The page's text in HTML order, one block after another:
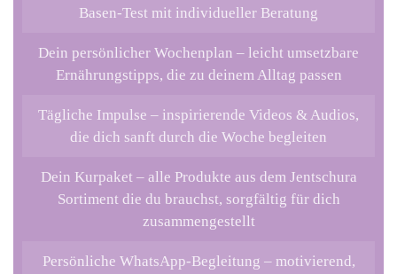
Basen-Test mit individueller Beratung
Dein persönlicher Wochenplan – leicht umsetzbare
Ernährungstipps, die zu deinem Alltag passen
Tägliche Impulse – inspirierende Videos & Audios,
die dich sanft durch die Woche begleiten
Dein Kurpaket– alle Produkte aus dem Jentschura
Sortiment die du brauchst, sorgfältig für dich
zusammengestellt
Persönliche WhatsApp-Begleitung – motivierend,